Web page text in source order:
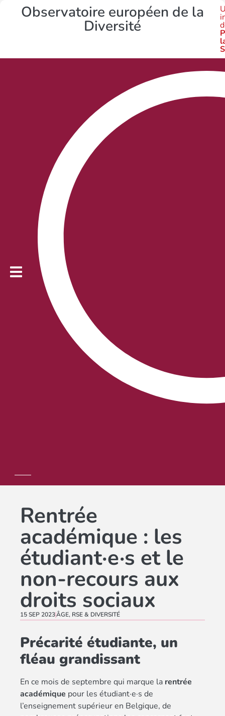
Observatoire européen de la
Diversité
Rentrée
académique : les
étudiant·e·s et le
non-recours aux
droits sociaux
15 SEP 2023ÂGE, RSE & DIVERSITÉ
Précarité étudiante, un
fléau grandissant
En ce mois de septembre qui marque la rentrée
académique pour les étudiant·e·s de
l’enseignement supérieur en Belgique, de